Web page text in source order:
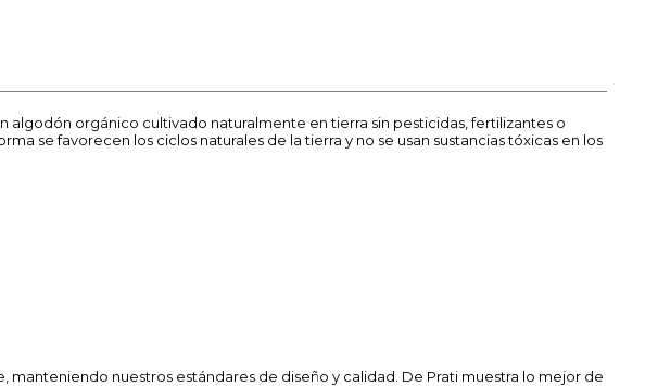
orgánico cultivado naturalmente en tierra sin pesticidas, fertilizantes o
se favorecen los ciclos naturales de la tierra y no se usan sustancias tóxicas en los
nuestros estándares de diseño y calidad. De Prati muestra lo mejor de